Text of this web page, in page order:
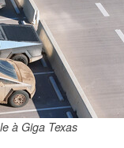
à Giga Texas